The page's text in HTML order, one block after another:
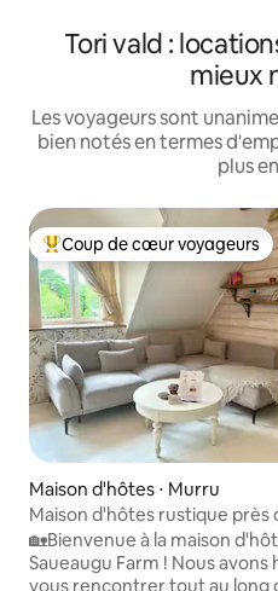
Tori vald :
mieux
Les voyageurs sont
bien notés en termes
plus
Coups de cœur voyageurs
Coup de cœur voyageurs
Maison d'hôtes ⋅ Murru
Maison d'hôtes rustique près
🏡Bienvenue à la maison
Saueaugu Farm ! Nous avons
vous rencontrer tout au long